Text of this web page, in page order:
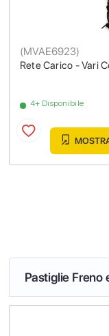
Rete Carico - Vari
(MVAE6923)
4+ Disponibile
Pastiglie Freno